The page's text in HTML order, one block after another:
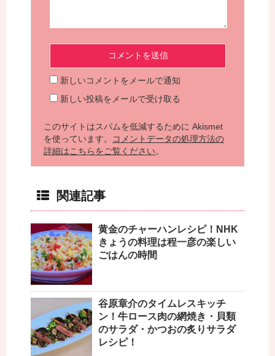
新しいコメントをメールで通知
新しい投稿をメールで受け取る
このサイトはスパムを低減するために Akismet
を使っています。
コメントデータの処理方法の
詳細はこちらをご覧ください。
関連記事
黄金のチャーハンレシピ！NHK
きょうの料理は程一彦の楽しい
ごはんの時間
谷原章介のタイムレスキッチ
ン！牛ロース肉の網焼き・貝類
のサラダ・かつおの炙りサラダ
レシピ！